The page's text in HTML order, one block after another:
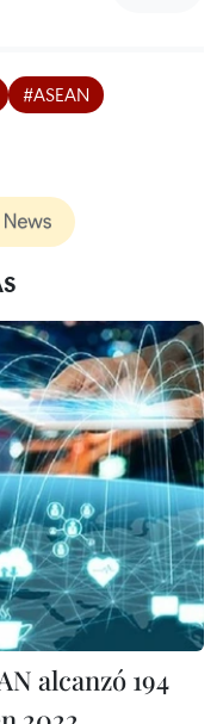
#ASEAN
alcanzó 194